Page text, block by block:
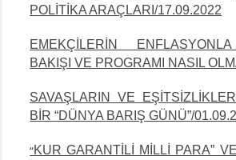
POLİTİKA ARAÇLARI/17.09.2022
EMEKÇİLERİN
BAKIŞI VE PROGRAMI NASIL
SAVAŞLARIN VE
BİR “DÜNYA BARIŞ GÜNÜ”/
“KUR GARANTİLİ MİLLİ PARA”